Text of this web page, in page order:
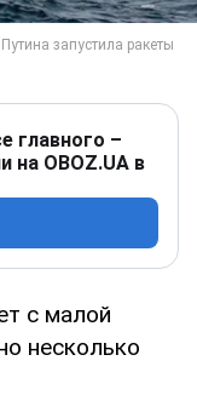
главного –
на OBOZ.UA в
с малой
несколько